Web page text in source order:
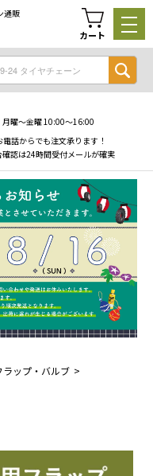
通販
カート
月曜〜金曜 10:00〜16:00
電話からでも注文承ります！
確認は24時間受付メールが確実
ップ・バルブ